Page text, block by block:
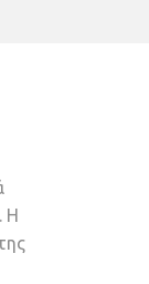
Η